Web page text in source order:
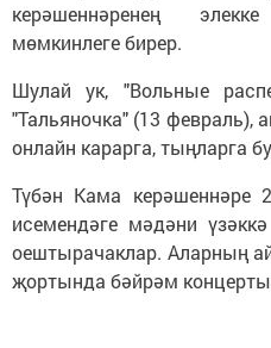
керәшеннәренең
мөмкинлеге бирер.
Шулай ук, "Вольные
"Тальяночка" (13
онлайн карарга, тыңларга
Түбән Кама керәшеннәре
исемендәге мәдәни
оештырачаклар. Аларның
җортында бәйрәм